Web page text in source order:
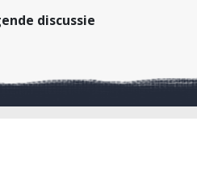
discussie